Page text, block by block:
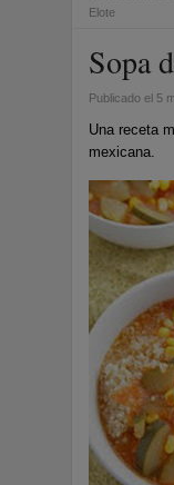
Elote
Sopa
Publicado el 5
Una receta
mexicana.